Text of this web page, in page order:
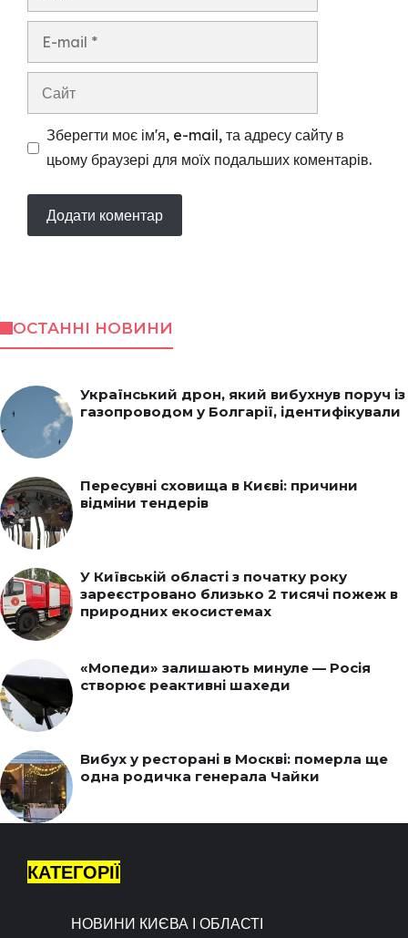
Сайт
Зберегти моє ім'я, e-mail, та адресу сайту в
цьому браузері для моїх подальших коментарів.
ОСТАННІ НОВИНИ
Український дрон, який вибухнув поруч із
газопроводом у Болгарії, ідентифікували
Пересувні сховища в Києві: причини
відміни тендерів
У Київській області з початку року
зареєстровано близько 2 тисячі пожеж в
природних екосистемах
«Мопеди» залишають минуле — Росія
створює реактивні шахеди
Вибух у ресторані в Москві: померла ще
одна родичка генерала Чайки
КАТЕГОРІЇ
НОВИНИ КИЄВА І ОБЛАСТІ